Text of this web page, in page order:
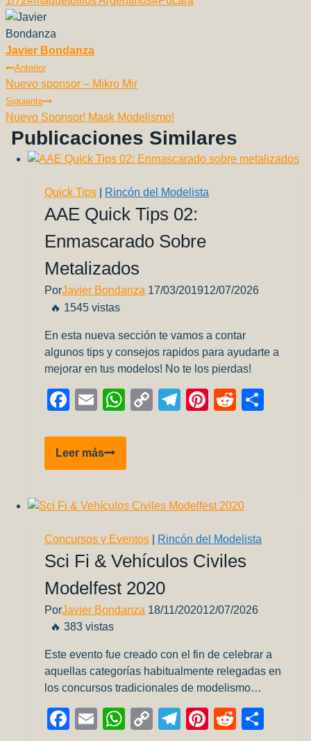
e
b
o
o
k
p
p
k
la
entrada:
Javier Bondanza
Navegación
De
Entradas
Anterior
Nuevo sponsor – Mikro Mir
Siguiente
Nuevo Sponsor! Mask Modelismo!
Publicaciones Similares
Quick Tips Rincón del Modelista
AAE Quick Tips 02:
Enmascarado Sobre
Metalizados
PorJavier Bondanza 17/03/201912/07/2026
🔥 1545 vistas
En esta nueva sección te vamos a contar
algunos tips y consejos rapidos para ayudarte a
mejorar en tus modelos! No te los pierdas!
Facebook
EmailWhatsApp
CopyTelegram
Pinterest
Reddit
Leer másAAE
Quick
02:
sobre
metalizados
Concursos y Eventos Rincón del Modelista
Sci Fi & Vehículos Civiles
Modelfest 2020
PorJavier Bondanza 18/11/202012/07/2026
🔥 383 vistas
Este evento fue creado con el fin de celebrar a
aquellas categorías habitualmente relegadas en
los concursos tradicionales de modelismo…
Facebook
EmailWhatsApp
CopyTelegram
Pinterest
Reddit